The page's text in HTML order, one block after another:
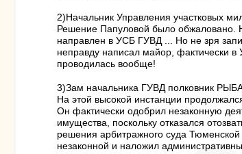
2)Начальник Управления участковых
Решение Папуловой было обжаловано.
направлен в УСБ ГУВД ... Но не зря
неправду написал майор, фактически
проводилась вообще!
3)Зам начальника ГУВД полковник
На этой высокой инстанции
Он фактически одобрил незаконную
имущества, поскольку отказался
решения арбитражного суда
незаконной и наложил